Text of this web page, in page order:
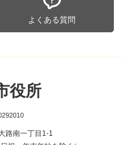
よくある質問
役所
路南一丁目1-1